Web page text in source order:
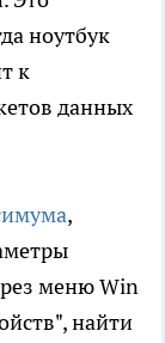
ноутбук
к
данных
,
меню Win
найти